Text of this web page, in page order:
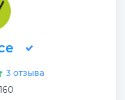
3 отзыва